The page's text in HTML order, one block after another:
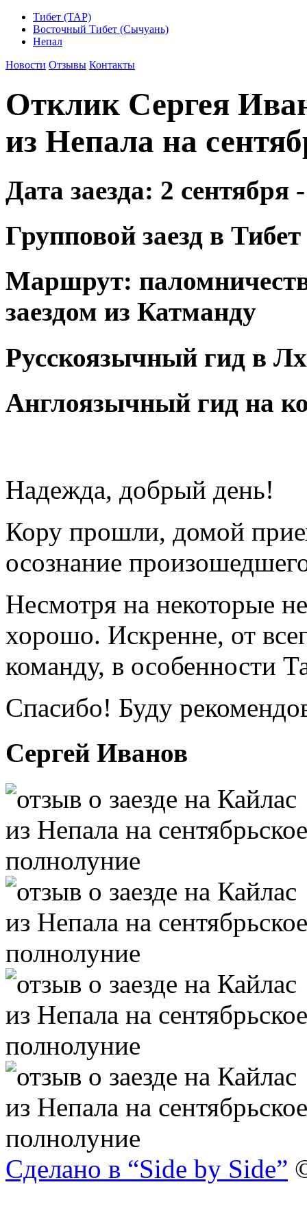
Тибет (ТАР)
Восточный Тибет (Сычуань)
Непал
Новости Отзывы Контакты
Отклик Сергея
из Непала на
Дата заезда: 2 сентября
Групповой заезд в
Маршрут:
заездом из Катманду
Русскоязычный гид в
Англоязычный гид на
Надежда, добрый день!
Кору прошли, домой
осознание
Несмотря на некоторые
хорошо. Искренне, от
команду, в особенности
Спасибо! Буду
Сергей Иванов
Сделано в “Side by Side”